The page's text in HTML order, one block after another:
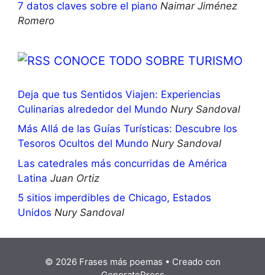
7 datos claves sobre el piano Naimar Jiménez
Romero
CONOCE TODO SOBRE TURISMO
Deja que tus Sentidos Viajen: Experiencias
Culinarias alrededor del Mundo Nury Sandoval
Más Allá de las Guías Turísticas: Descubre los
Tesoros Ocultos del Mundo Nury Sandoval
Las catedrales más concurridas de América
Latina Juan Ortiz
5 sitios imperdibles de Chicago, Estados
Unidos Nury Sandoval
© 2026 Frases más poemas • Creado con